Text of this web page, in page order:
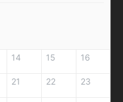
14 15 16
21 22 23